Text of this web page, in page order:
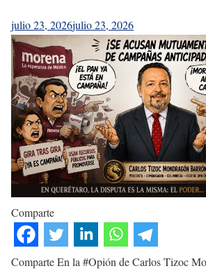
julio 23, 2026julio 23, 2026
Comparte
Comparte En la #Opión de Carlos Tizoc